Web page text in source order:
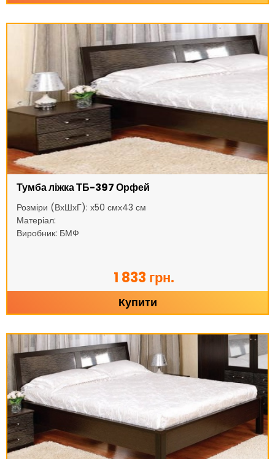
Тумба ліжка ТБ-397 Орфей
Розміри (ВхШхГ): х50 смх43 см
Матеріал:
Виробник: БМФ
1 833 грн.
Купити